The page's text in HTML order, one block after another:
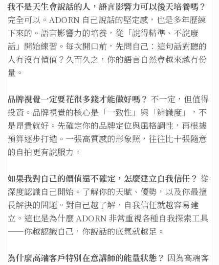
我不是天生會說話的人，語言影響力可以後天培養嗎？
完全可以。ADORN 自己說話的堅定感，也是多年歷練
下來的。語言影響力的培養，從「說得精準、不說廢
話」開始練習。每次開口前，先問自己：這句話對聽的
人有沒有價值？久而久之，你的語言自然會越來越有份
量。
品牌視覺一定要花很多錢才能做好嗎？ 不一定，但值得
投資。品牌視覺的核心是「一致性」與「辨識度」，不
是昂貴就好。先確定你的品牌定位與風格調性，再根據
預算逐步打造。一張高質感的形象照，往往比十張隨意
的自拍更有說服力。
如果我對自己的價值還不確定，怎麼建立自我信任？ 從
深度認識自己開始。了解你的天賦、優勢，以及你最擅
長解決的問題。對自己越了解，自我信任就越容易建
立。這也是為什麼 ADORN 非常重視各種自我探索工具
——你越認識自己，你說話的底氣就越足。
為什麼高端客戶特別在意講師的能量狀態？ 因為高端客